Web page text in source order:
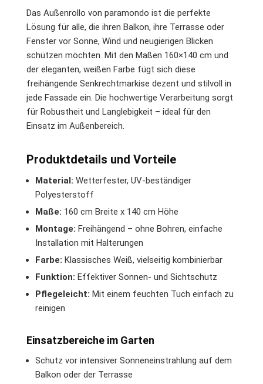
Das Außenrollo von paramondo ist die perfekte
Lösung für alle, die ihren Balkon, ihre Terrasse oder
Fenster vor Sonne, Wind und neugierigen Blicken
schützen möchten. Mit den Maßen 160×140 cm und
der eleganten, weißen Farbe fügt sich diese
freihängende Senkrechtmarkise dezent und stilvoll in
jede Fassade ein. Die hochwertige Verarbeitung sorgt
für Robustheit und Langlebigkeit – ideal für den
Einsatz im Außenbereich.
Produktdetails und Vorteile
Material: Wetterfester, UV-beständiger
Polyesterstoff
Maße: 160 cm Breite x 140 cm Höhe
Montage: Freihängend – ohne Bohren, einfache
Installation mit Halterungen
Farbe: Klassisches Weiß, vielseitig kombinierbar
Funktion: Effektiver Sonnen- und Sichtschutz
Pflegeleicht: Mit einem feuchten Tuch einfach zu
reinigen
Einsatzbereiche im Garten
Schutz vor intensiver Sonneneinstrahlung auf dem
Balkon oder der Terrasse